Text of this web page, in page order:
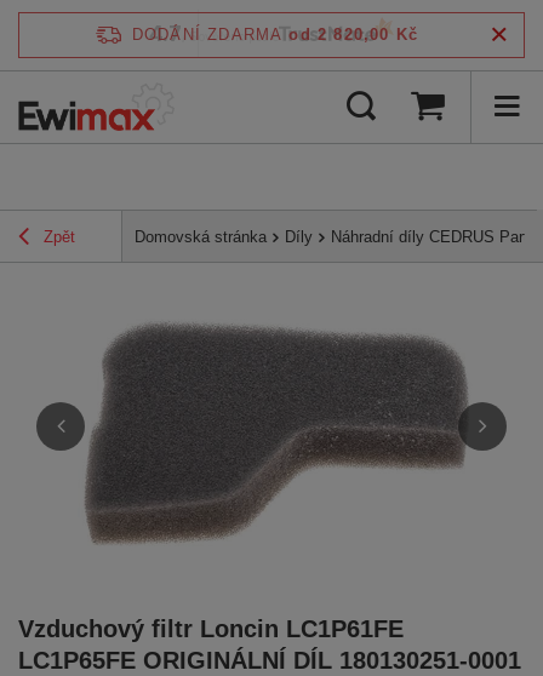
DODÁNÍ ZDARMA od 2 820,00 Kč
Zpět Domovská stránka Díly Náhradní díly CEDRUS Parts
Vzduchový filtr Loncin LC1P61FE
LC1P65FE ORIGINÁLNÍ DÍL 180130251-0001
4.7 /5 ověřeno podle